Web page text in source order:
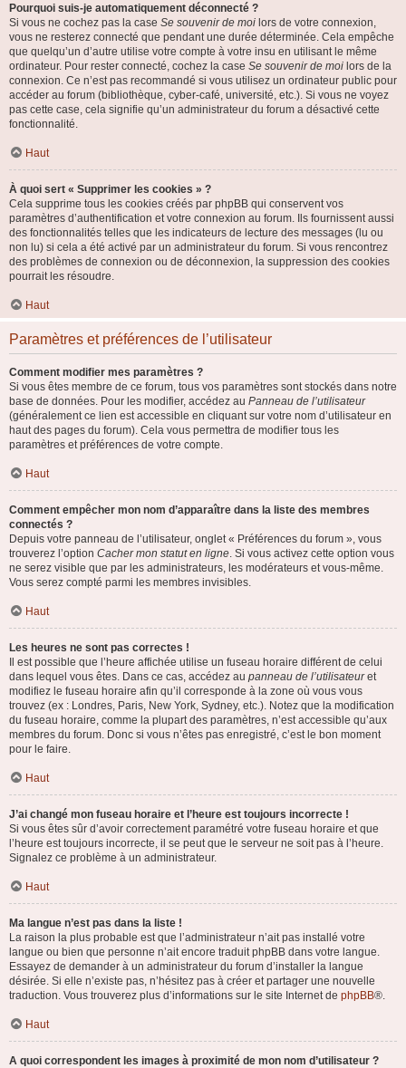
Pourquoi suis-je automatiquement déconnecté ?
Si vous ne cochez pas la case Se souvenir de moi lors de votre connexion,
vous ne resterez connecté que pendant une durée déterminée. Cela empêche
que quelqu’un d’autre utilise votre compte à votre insu en utilisant le même
ordinateur. Pour rester connecté, cochez la case Se souvenir de moi lors de la
connexion. Ce n’est pas recommandé si vous utilisez un ordinateur public pour
accéder au forum (bibliothèque, cyber-café, université, etc.). Si vous ne voyez
pas cette case, cela signifie qu’un administrateur du forum a désactivé cette
fonctionnalité.
Haut
À quoi sert « Supprimer les cookies » ?
Cela supprime tous les cookies créés par phpBB qui conservent vos
paramètres d’authentification et votre connexion au forum. Ils fournissent aussi
des fonctionnalités telles que les indicateurs de lecture des messages (lu ou
non lu) si cela a été activé par un administrateur du forum. Si vous rencontrez
des problèmes de connexion ou de déconnexion, la suppression des cookies
pourrait les résoudre.
Haut
Paramètres et préférences de l’utilisateur
Comment modifier mes paramètres ?
Si vous êtes membre de ce forum, tous vos paramètres sont stockés dans notre
base de données. Pour les modifier, accédez au Panneau de l’utilisateur
(généralement ce lien est accessible en cliquant sur votre nom d’utilisateur en
haut des pages du forum). Cela vous permettra de modifier tous les
paramètres et préférences de votre compte.
Haut
Comment empêcher mon nom d’apparaître dans la liste des membres
connectés ?
Depuis votre panneau de l’utilisateur, onglet « Préférences du forum », vous
trouverez l’option Cacher mon statut en ligne. Si vous activez cette option vous
ne serez visible que par les administrateurs, les modérateurs et vous-même.
Vous serez compté parmi les membres invisibles.
Haut
Les heures ne sont pas correctes !
Il est possible que l’heure affichée utilise un fuseau horaire différent de celui
dans lequel vous êtes. Dans ce cas, accédez au panneau de l’utilisateuret
modifiez le fuseau horaire afin qu’il corresponde à la zone où vous vous
trouvez (ex : Londres, Paris, New York, Sydney, etc.). Notez que la modification
du fuseau horaire, comme la plupart des paramètres, n’est accessible qu’aux
membres du forum. Donc si vous n’êtes pas enregistré, c’est le bon moment
pour le faire.
Haut
J’ai changé mon fuseau horaire et l’heure est toujours incorrecte !
Si vous êtes sûr d’avoir correctement paramétré votre fuseau horaire et que
l’heure est toujours incorrecte, il se peut que le serveur ne soit pas à l’heure.
Signalez ce problème à un administrateur.
Haut
Ma langue n’est pas dans la liste !
La raison la plus probable est que l’administrateur n’ait pas installé votre
langue ou bien que personne n’ait encore traduit phpBB dans votre langue.
Essayez de demander à un administrateur du forum d’installer la langue
désirée. Si elle n’existe pas, n’hésitez pas à créer et partager une nouvelle
traduction. Vous trouverez plus d’informations sur le site Internet de phpBB®.
Haut
A quoi correspondent les images à proximité de mon nom d’utilisateur ?